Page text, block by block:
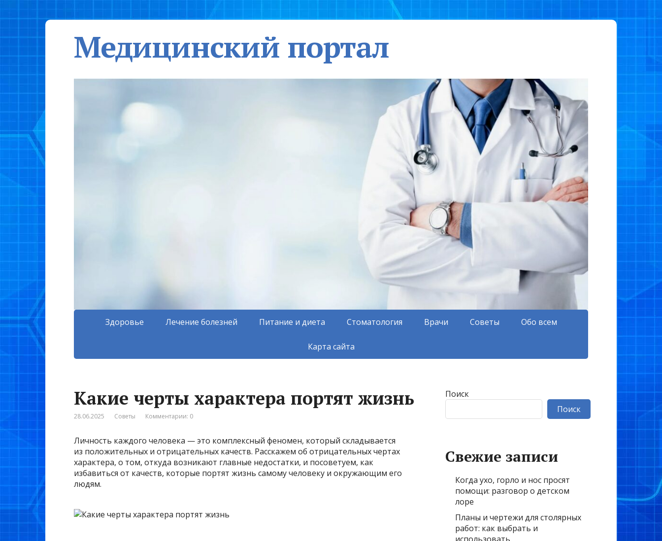
Медицинский портал
Здоровье Лечение болезней Питание и диета Стоматология Врачи Советы Обо всем
Карта сайта
Какие черты характера портят жизнь
28.06.2025 Советы Комментарии: 0
Личность каждого человека — это комплексный феномен, который складывается
из положительных и отрицательных качеств. Расскажем об отрицательных чертах
характера, о том, откуда возникают главные недостатки, и посоветуем, как
избавиться от качеств, которые портят жизнь самому человеку и окружающим его
людям.
Поиск
Поиск
Свежие записи
Когда ухо, горло и нос просят
помощи: разговор о детском
лоре
Планы и чертежи для столярных
работ: как выбрать и